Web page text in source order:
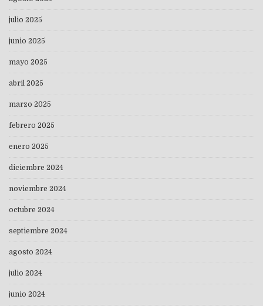
julio 2025
junio 2025
mayo 2025
abril 2025
marzo 2025
febrero 2025
enero 2025
diciembre 2024
noviembre 2024
octubre 2024
septiembre 2024
agosto 2024
julio 2024
junio 2024